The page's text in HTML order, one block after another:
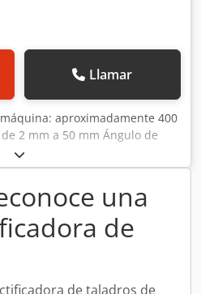
Llamar
aproximadamente 400
2 mm a 50 mm Ángulo de
Velocidad: 2880
una
de
de taladros de